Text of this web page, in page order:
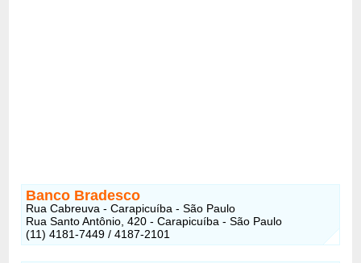
Banco Bradesco
Rua Cabreuva - Carapicuíba - São Paulo
Rua Santo Antônio, 420 - Carapicuíba - São Paulo
(11) 4181-7449 / 4187-2101